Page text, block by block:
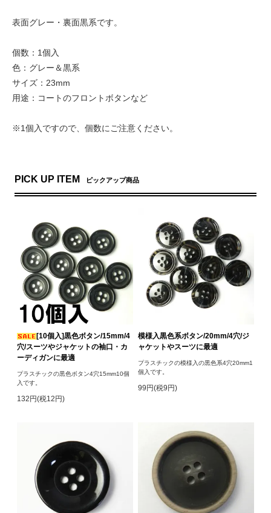
表面グレー・裏面黒系です。
個数：1個入
色：グレー＆黒系
サイズ：23mm
用途：コートのフロントボタンなど
※1個入ですので、個数にご注意ください。
PICK UP ITEM ピックアップ商品
[10個入]黒色ボタン/15mm/4
穴/スーツやジャケットの袖口・カ
ーディガンに最適
プラスチックの黒色ボタン4穴15mm10個
入です。
132円(税12円)
模様入黒色系ボタン/20mm/4穴/ジ
ャケットやスーツに最適
プラスチックの模様入の黒色系4穴20mm1
個入です。
99円(税9円)